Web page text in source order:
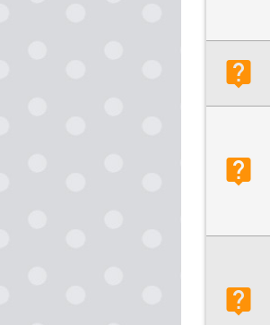
live_help
live_help
live_help